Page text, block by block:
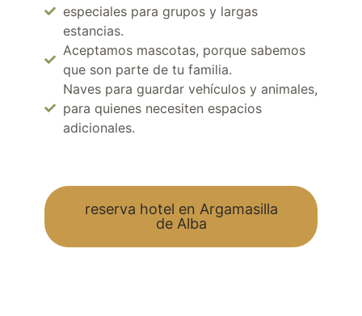
especiales para grupos y largas
estancias.
Aceptamos mascotas, porque sabemos
que son parte de tu familia.
Naves para guardar vehículos y animales,
para quienes necesiten espacios
adicionales.
reserva hotel en Argamasilla
de Alba